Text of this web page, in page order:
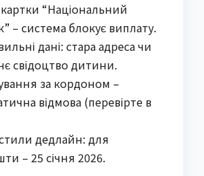
“Національний
– система блокує виплату.
дані: стара адреса чи
свідоцтво дитини.
за кордоном –
відмова (перевірте в
дедлайн: для
– 25 січня 2026.